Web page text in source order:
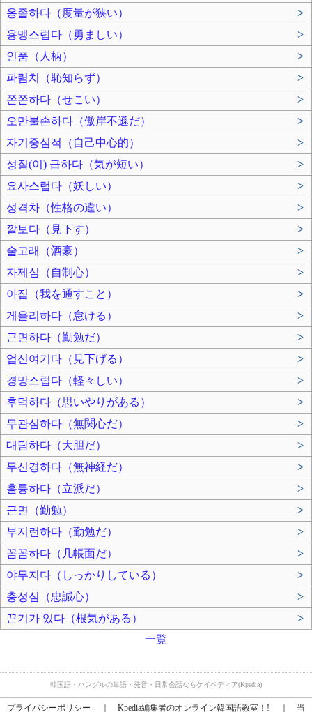
옹졸하다（度量が狭い）
>
용맹스럽다（勇ましい）
>
인품（人柄）
>
파렴치（恥知らず）
>
쫀쫀하다（せこい）
>
오만불손하다（傲岸不遜だ）
>
자기중심적（自己中心的）
>
성질(이) 급하다（気が短い）
>
요사스럽다（妖しい）
>
성격차（性格の違い）
>
깔보다（見下す）
>
술고래（酒豪）
>
자제심（自制心）
>
아집（我を通すこと）
>
게을리하다（怠ける）
>
근면하다（勤勉だ）
>
업신여기다（見下げる）
>
경망스럽다（軽々しい）
>
후덕하다（思いやりがある）
>
무관심하다（無関心だ）
>
대담하다（大胆だ）
>
무신경하다（無神経だ）
>
훌륭하다（立派だ）
>
근면（勤勉）
>
부지런하다（勤勉だ）
>
꼼꼼하다（几帳面だ）
>
야무지다（しっかりしている）
>
충성심（忠誠心）
>
끈기가 있다（根気がある）
>
一覧
韓国語・ハングルの単語・発音・日常会話ならケイペディア(Kpedia)
プライバシーポリシー Kpedia編集者のオンライン韓国語教室！! 当